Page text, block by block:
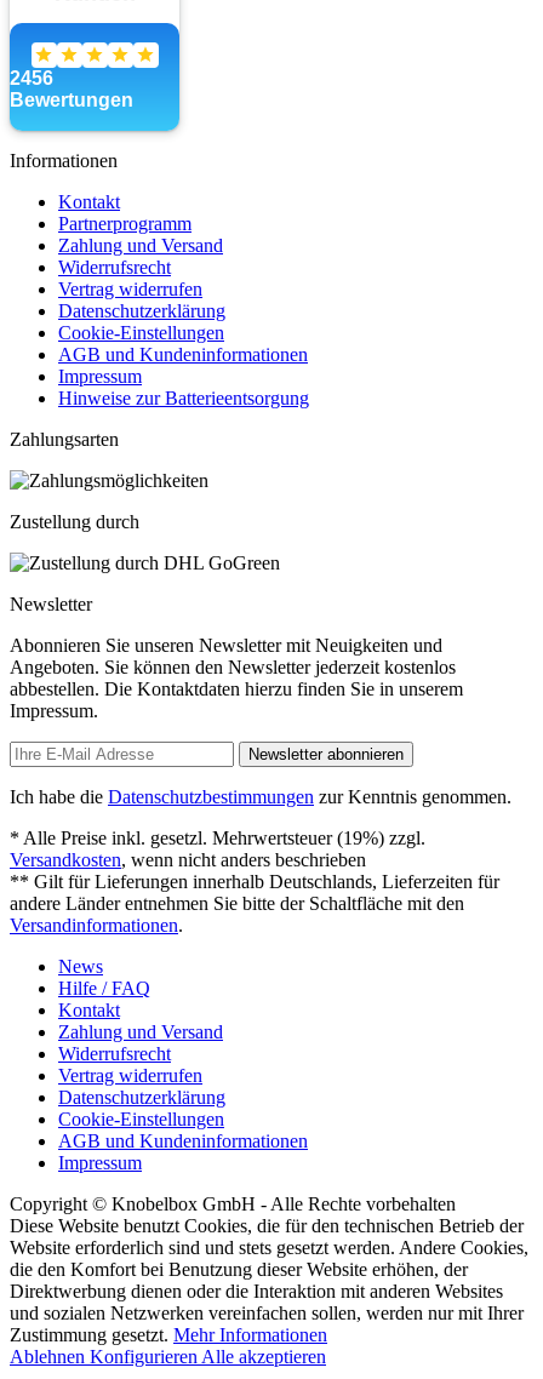
Informationen
Kontakt
Partnerprogramm
Zahlung und Versand
Widerrufsrecht
Vertrag widerrufen
Datenschutzerklärung
Cookie-Einstellungen
AGB und Kundeninformationen
Impressum
Hinweise zur Batterieentsorgung
Zahlungsarten
Zustellung durch
Newsletter
Abonnieren Sie unseren Newsletter mit Neuigkeiten und
Angeboten. Sie können den Newsletter jederzeit kostenlos
abbestellen. Die Kontaktdaten hierzu finden Sie in unserem
Impressum.
Newsletter abonnieren
Ich habe die Datenschutzbestimmungen zur Kenntnis genommen.
* Alle Preise inkl. gesetzl. Mehrwertsteuer (19%) zzgl.
Versandkosten, wenn nicht anders beschrieben
** Gilt für Lieferungen innerhalb Deutschlands, Lieferzeiten für
andere Länder entnehmen Sie bitte der Schaltfläche mit den
Versandinformationen.
News
Hilfe / FAQ
Kontakt
Zahlung und Versand
Widerrufsrecht
Vertrag widerrufen
Datenschutzerklärung
Cookie-Einstellungen
AGB und Kundeninformationen
Impressum
Copyright © Knobelbox GmbH - Alle Rechte vorbehalten
Diese Website benutzt Cookies, die für den technischen Betrieb der
Website erforderlich sind und stets gesetzt werden. Andere Cookies,
die den Komfort bei Benutzung dieser Website erhöhen, der
Direktwerbung dienen oder die Interaktion mit anderen Websites
und sozialen Netzwerken vereinfachen sollen, werden nur mit Ihrer
Zustimmung gesetzt. Mehr Informationen
Ablehnen Konfigurieren Alle akzeptieren